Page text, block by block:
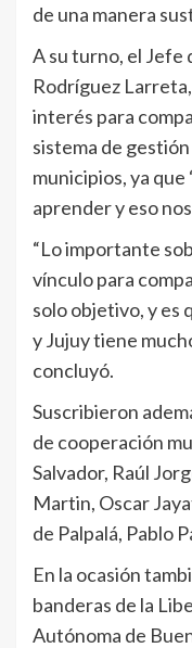
de una manera
A su turno, el Jefe
Rodríguez
interés para
sistema de
municipios, ya
aprender y eso
“Lo importante
vínculo para
solo objetivo, y es
y Jujuy tiene
concluyó.
Suscribieron
de cooperación
Salvador, Raúl
Martin, Oscar
de Palpalá, Pablo
En la ocasión
banderas de la
Autónoma de